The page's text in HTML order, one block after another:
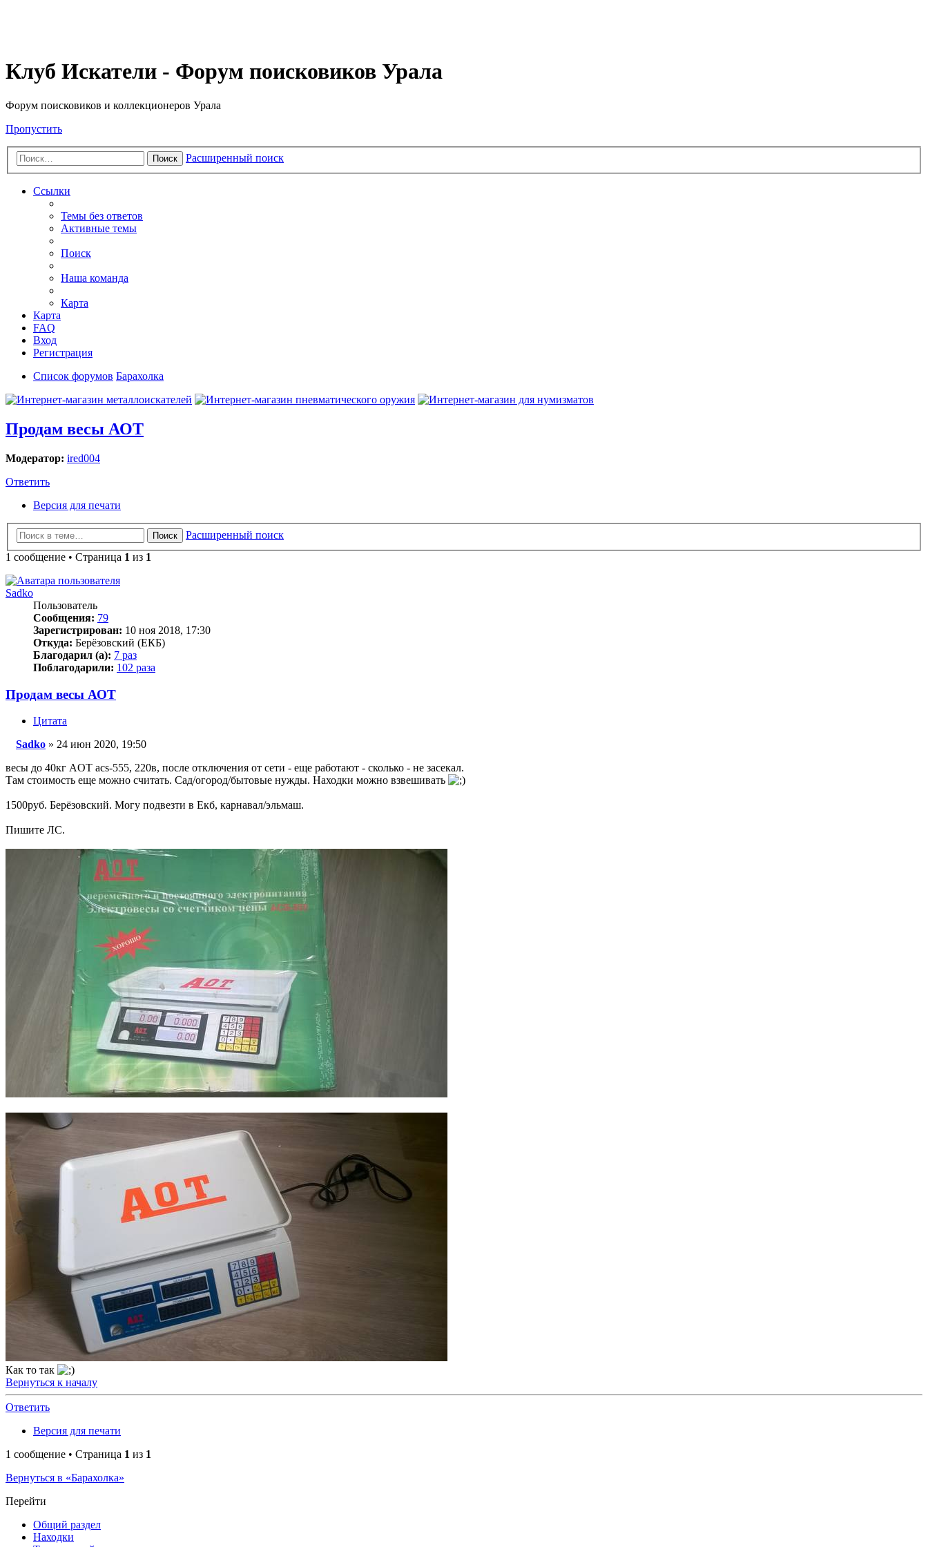
Клуб Искатели - Форум поисковиков Урала
Форум поисковиков и коллекционеров Урала
Пропустить
Поиск Расширенный поиск
Ссылки
Темы без ответов
Активные темы
Поиск
Наша команда
Карта
Карта
FAQ
Вход
Регистрация
Список форумов Барахолка
Продам весы АОТ
Модератор: ired004
Ответить
Версия для печати
Поиск
Расширенный поиск
1 сообщение • Страница 1 из 1
Sadko
Пользователь
Сообщения: 79
Зарегистрирован: 10 ноя 2018, 17:30
Откуда: Берёзовский (ЕКБ)
Благодарил (а): 7 раз
Поблагодарили: 102 раза
Продам весы АОТ
Цитата
Sadko » 24 июн 2020, 19:50
весы до 40кг AOT acs-555, 220в, после отключения от сети - еще работают - сколько - не засекал.
Там стоимость еще можно считать. Сад/огород/бытовые нужды. Находки можно взвешивать
1500руб. Берёзовский. Могу подвезти в Екб, карнавал/эльмаш.
Пишите ЛС.
Как то так
Вернуться к началу
Ответить
Версия для печати
1 сообщение • Страница 1 из 1
Вернуться в «Барахолка»
Перейти
Общий раздел
Находки